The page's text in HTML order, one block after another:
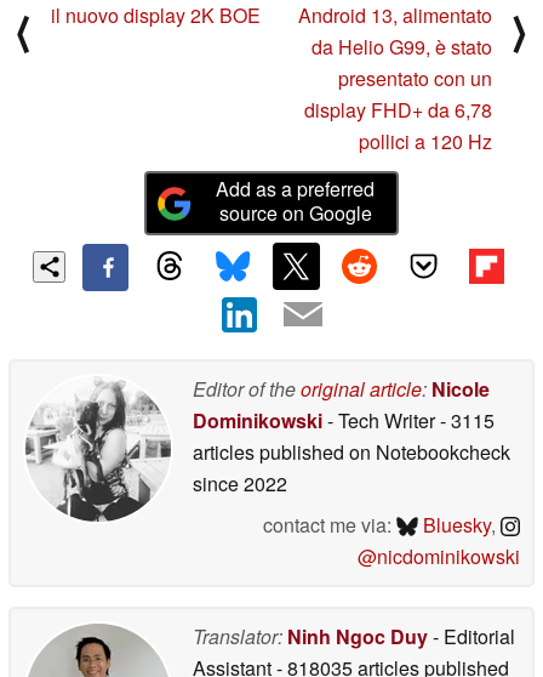
⟨
il nuovo display 2K BOE
Android 13, alimentato
da Helio G99, è stato
presentato con un
display FHD+ da 6,78
pollici a 120 Hz
⟩
Add as a preferred
source on Google
Editor of theoriginal article: Nicole
Dominikowski- Tech Writer- 3115
articles published on Notebookcheck
since 2022
contact me via:
Bluesky,
@nicdominikowski
Translator: Ninh Ngoc Duy- Editorial
Assistant- 818035 articles published